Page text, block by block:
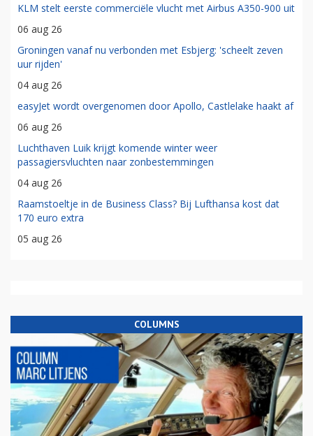
KLM stelt eerste commerciële vlucht met Airbus A350-900 uit
06 aug 26
Groningen vanaf nu verbonden met Esbjerg: 'scheelt zeven
uur rijden'
04 aug 26
easyJet wordt overgenomen door Apollo, Castlelake haakt af
06 aug 26
Luchthaven Luik krijgt komende winter weer
passagiersvluchten naar zonbestemmingen
04 aug 26
Raamstoeltje in de Business Class? Bij Lufthansa kost dat
170 euro extra
05 aug 26
COLUMNS